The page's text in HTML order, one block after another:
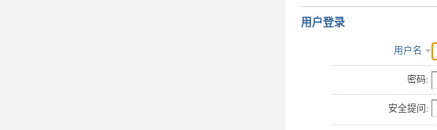
用户登录
用户名
密码:
安全提问: